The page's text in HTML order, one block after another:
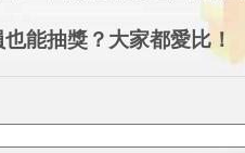
能抽獎？大家都愛比！